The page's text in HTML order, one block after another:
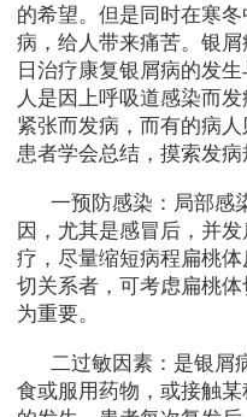
的希望。但是同时在寒
病，给人带来痛苦。银
日治疗康复银屑病的发
人是因上呼吸道感染而
紧张而发病，而有的病
患者学会总结，摸索发病
一预防感染：局部感
因，尤其是感冒后，并
疗，尽量缩短病程扁桃
切关系者，可考虑扁桃
为重要。
二过敏因素：是银屑
食或服用药物，或接触